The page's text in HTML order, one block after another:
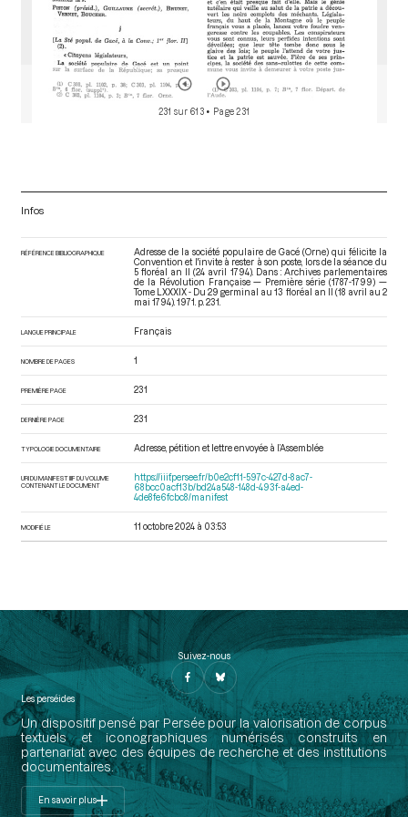
231 sur 613 • Page 231
Infos
RÉFÉRENCE BIBLIOGRAPHIQUE
Adresse de la société populaire de Gacé (Orne) qui félicite la
Convention et l'invite à rester à son poste, lors de la séance du
5 floréal an II (24 avril 1794). Dans : Archives parlementaires
de la Révolution Française — Première série (1787-1799) —
Tome LXXXIX - Du 29 germinal au 13 floréal an II (18 avril au 2
mai 1794) . 1971. p. 231.
LANGUE PRINCIPALE Français
NOMBRE DE PAGES 1
PREMIÈRE PAGE 231
DERNIÈRE PAGE 231
TYPOLOGIE DOCUMENTAIRE Adresse, pétition et lettre envoyée à l’Assemblée
URI DU MANIFEST IIIF DU VOLUME
CONTENANT LE DOCUMENT
https://iiif.persee.fr/b0e2cf11-597c-427d-8ac7-
68bcc0acf13b/bd24a548-148d-493f-a4ed-
4de8fe6fcbc8/manifest
MODIFIÉ LE 11 octobre 2024 à 03:53
Suivez-nous
Les perséides
Un dispositif pensé par Persée pour la valorisation de corpus
textuels et iconographiques numérisés construits en
partenariat avec des équipes de recherche et des institutions
documentaires.
En savoir plus